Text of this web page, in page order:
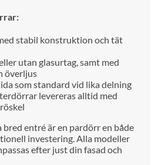
stabil konstruktion och tät
utan glasurtag, samt med
överljus
som standard vid lika delning
levererasalltid med
bred entré är en pardörr en både
investering. Alla modeller
efter just din fasad och